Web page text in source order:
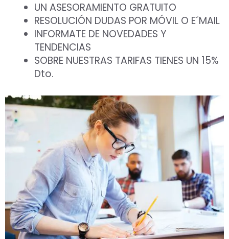
UN ASESORAMIENTO GRATUITO
RESOLUCIÓN DUDAS POR MÓVIL O E´MAIL
INFORMATE DE NOVEDADES Y
TENDENCIAS
SOBRE NUESTRAS TARIFAS TIENES UN 15%
Dto.